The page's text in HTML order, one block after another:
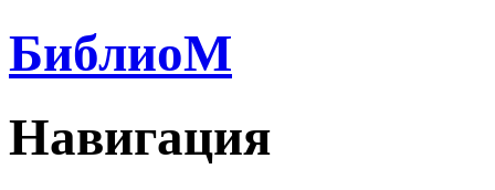
БиблиоМ
Навигация